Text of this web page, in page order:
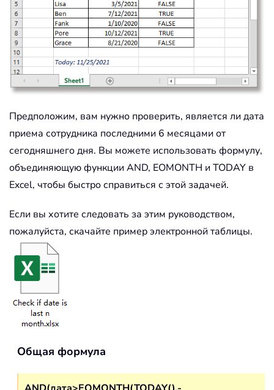
Предположим, вам нужно проверить, является ли дата
приема сотрудника последними 6 месяцами от
сегодняшнего дня. Вы можете использовать формулу,
объединяющую функции AND, EOMONTH и TODAY в
Excel, чтобы быстро справиться с этой задачей.
Если вы хотите следовать за этим руководством,
пожалуйста, скачайте пример электронной таблицы.
Общая формула